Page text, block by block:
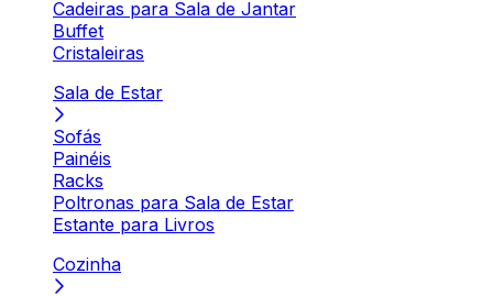
Cadeiras para Sala de Jantar
Buffet
Cristaleiras
Sala de Estar
Sofás
Painéis
Racks
Poltronas para Sala de Estar
Estante para Livros
Cozinha